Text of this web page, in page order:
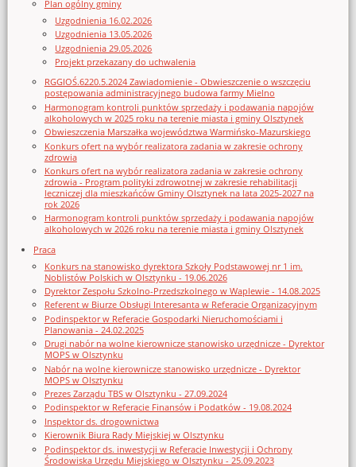
Plan ogólny gminy
Uzgodnienia 16.02.2026
Uzgodnienia 13.05.2026
Uzgodnienia 29.05.2026
Projekt przekazany do uchwalenia
RGGIOŚ.6220.5.2024 Zawiadomienie - Obwieszczenie o wszczęciu
postępowania administracyjnego budowa farmy Mielno
Harmonogram kontroli punktów sprzedaży i podawania napojów
alkoholowych w 2025 roku na terenie miasta i gminy Olsztynek
Obwieszczenia Marszałka województwa Warmińsko-Mazurskiego
Konkurs ofert na wybór realizatora zadania w zakresie ochrony
zdrowia
Konkurs ofert na wybór realizatora zadania w zakresie ochrony
zdrowia - Program polityki zdrowotnej w zakresie rehabilitacji
leczniczej dla mieszkańców Gminy Olsztynek na lata 2025-2027 na
rok 2026
Harmonogram kontroli punktów sprzedaży i podawania napojów
alkoholowych w 2026 roku na terenie miasta i gminy Olsztynek
Praca
Konkurs na stanowisko dyrektora Szkoły Podstawowej nr 1 im.
Noblistów Polskich w Olsztynku - 19.06.2026
Dyrektor Zespołu Szkolno-Przedszkolnego w Waplewie - 14.08.2025
Referent w Biurze Obsługi Interesanta w Referacie Organizacyjnym
Podinspektor w Referacie Gospodarki Nieruchomościami i
Planowania - 24.02.2025
Drugi nabór na wolne kierownicze stanowisko urzędnicze - Dyrektor
MOPS w Olsztynku
Nabór na wolne kierownicze stanowisko urzędnicze - Dyrektor
MOPS w Olsztynku
Prezes Zarządu TBS w Olsztynku - 27.09.2024
Podinspektor w Referacie Finansów i Podatków - 19.08.2024
Inspektor ds. drogownictwa
Kierownik Biura Rady Miejskiej w Olsztynku
Podinspektor ds. inwestycji w Referacie Inwestycji i Ochrony
Środowiska Urzędu Miejskiego w Olsztynku - 25.09.2023